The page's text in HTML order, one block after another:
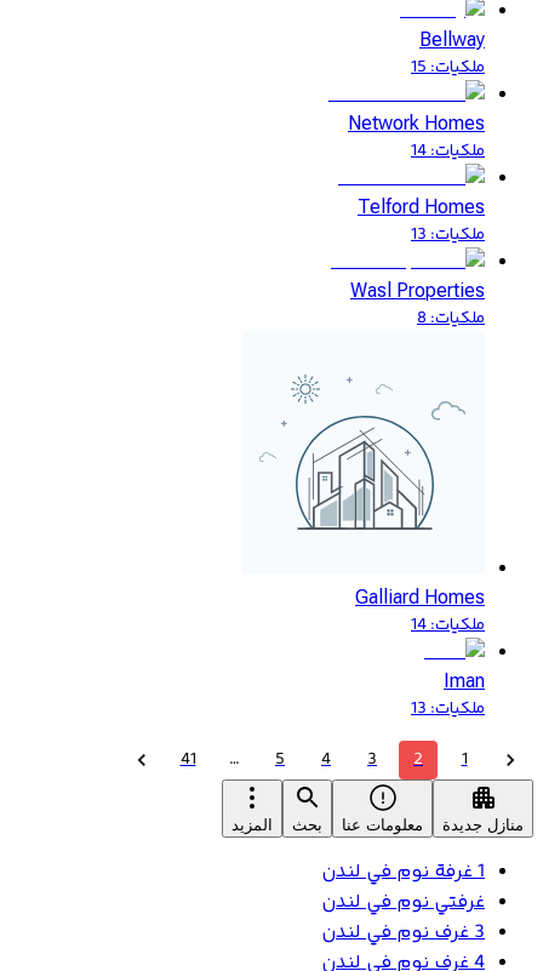
Bellway
ملكيات:
15
Network Homes
ملكيات:
14
Telford Homes
ملكيات:
13
Wasl Properties
ملكيات:
8
Galliard Homes
ملكيات:
14
Iman
ملكيات:
13
1
2
3
4
5
…
41
منازل جديدة معلومات عنا بحث المزيد
1 غرفة نوم في لندن
غرفتي نوم في لندن
3 غرف نوم في لندن
4 غرف نوم في لندن